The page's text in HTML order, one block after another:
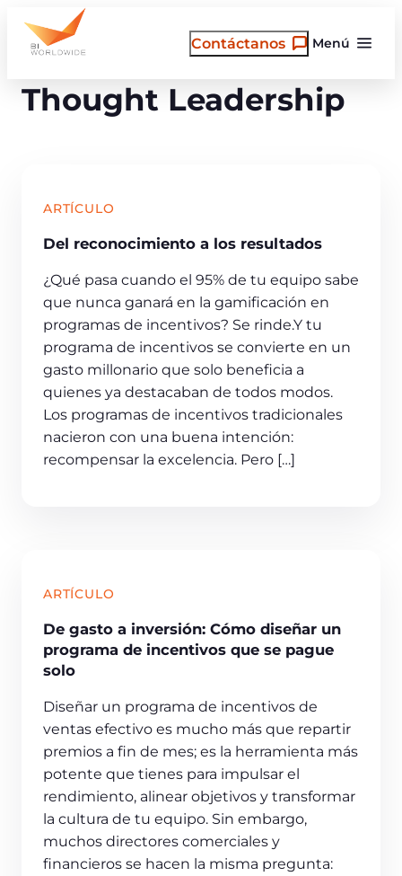
Menú
Contáctanos
Thought Leadership
ARTÍCULO
Del reconocimiento a los resultados
¿Qué pasa cuando el 95% de tu equipo sabe
que nunca ganará en la gamificación en
programas de incentivos? Se rinde.Y tu
programa de incentivos se convierte en un
gasto millonario que solo beneficia a
quienes ya destacaban de todos modos.
Los programas de incentivos tradicionales
nacieron con una buena intención:
recompensar la excelencia. Pero […]
ARTÍCULO
De gasto a inversión: Cómo diseñar un
programa de incentivos que se pague
solo
Diseñar un programa de incentivos de
ventas efectivo es mucho más que repartir
premios a fin de mes; es la herramienta más
potente que tienes para impulsar el
rendimiento, alinear objetivos y transformar
la cultura de tu equipo. Sin embargo,
muchos directores comerciales y
financieros se hacen la misma pregunta: